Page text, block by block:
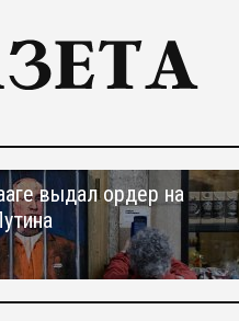
выдал ордер на